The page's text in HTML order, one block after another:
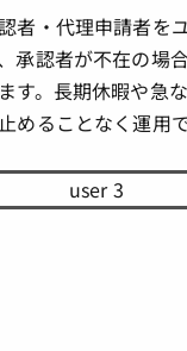
者・代理申請者を
承認者が不在の場
す。長期休暇や急
めることなく運用で